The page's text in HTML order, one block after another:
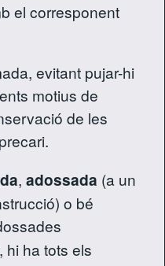
el corresponent
evitant pujar-hi
motius de
de les
, adossada (a un
o bé
hi ha tots els